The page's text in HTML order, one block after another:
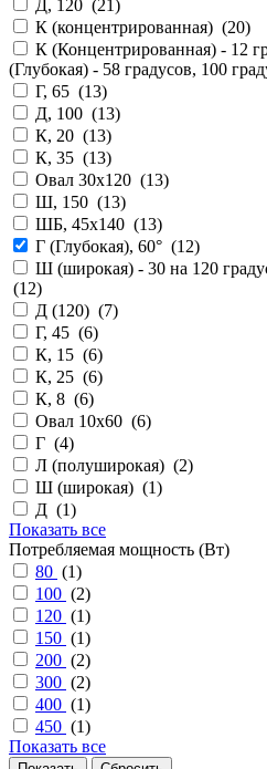
Д, 120 (21 )
К (концентрированная) (20)
К (Концентрированная) - 12
(Глубокая) - 58 градусов, 100
Г, 65 (13)
Д, 100 (13)
К, 20 (13)
К, 35 (13)
Овал 30x120 (13)
Ш, 150 (13)
ШБ, 45x140 (13)
Г (Глубокая), 60° (12)
Ш (широкая) - 30 на 120
(12)
Д (120) (7)
Г, 45 (6)
К, 15 (6)
К, 25 (6)
К, 8 (6)
Овал 10x60 (6)
Г (4)
Л (полуширокая) (2)
Ш (широкая) (1)
Д (1)
Показать все
Потребляемая мощность (Вт)
80 (1)
100 (2)
120 (1)
150 (1)
200 (2)
300 (2)
400 (1)
450 (1)
Показать все